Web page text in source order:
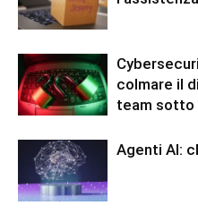
colmare il
team sotto
Agenti AI: